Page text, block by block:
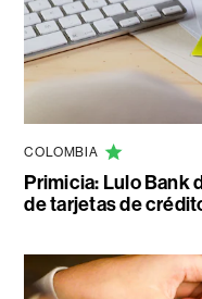
COLOMBIA
Primicia: Lulo Bank
de tarjetas de